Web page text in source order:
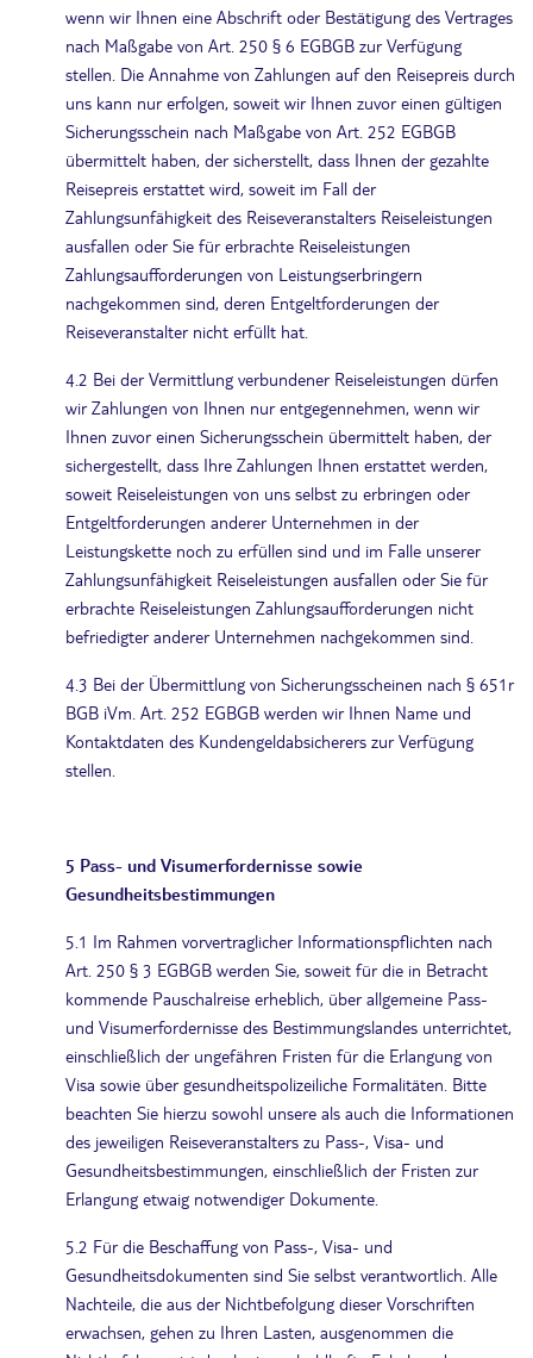
wenn wir Ihnen eine Abschrift oder Bestätigung des Vertrages
nach Maßgabe von Art. 250 § 6 EGBGB zur Verfügung
stellen. Die Annahme von Zahlungen auf den Reisepreis durch
uns kann nur erfolgen, soweit wir Ihnen zuvor einen gültigen
Sicherungsschein nach Maßgabe von Art. 252 EGBGB
übermittelt haben, der sicherstellt, dass Ihnen der gezahlte
Reisepreis erstattet wird, soweit im Fall der
Zahlungsunfähigkeit des Reiseveranstalters Reiseleistungen
ausfallen oder Sie für erbrachte Reiseleistungen
Zahlungsaufforderungen von Leistungserbringern
nachgekommen sind, deren Entgeltforderungen der
Reiseveranstalter nicht erfüllt hat.
4.2 Bei der Vermittlung verbundener Reiseleistungen dürfen
wir Zahlungen von Ihnen nur entgegennehmen, wenn wir
Ihnen zuvor einen Sicherungsschein übermittelt haben, der
sichergestellt, dass Ihre Zahlungen Ihnen erstattet werden,
soweit Reiseleistungen von uns selbst zu erbringen oder
Entgeltforderungen anderer Unternehmen in der
Leistungskette noch zu erfüllen sind und im Falle unserer
Zahlungsunfähigkeit Reiseleistungen ausfallen oder Sie für
erbrachte Reiseleistungen Zahlungsaufforderungen nicht
befriedigter anderer Unternehmen nachgekommen sind.
4.3 Bei der Übermittlung von Sicherungsscheinen nach § 651r
BGB iVm. Art. 252 EGBGB werden wir Ihnen Name und
Kontaktdaten des Kundengeldabsicherers zur Verfügung
stellen.
5 Pass- und Visumerfordernisse sowie
Gesundheitsbestimmungen
5.1 Im Rahmen vorvertraglicher Informationspflichten nach
Art. 250 § 3 EGBGB werden Sie, soweit für die in Betracht
kommende Pauschalreise erheblich, über allgemeine Pass-
und Visumerfordernisse des Bestimmungslandes unterrichtet,
einschließlich der ungefähren Fristen für die Erlangung von
Visa sowie über gesundheitspolizeiliche Formalitäten. Bitte
beachten Sie hierzu sowohl unsere als auch die Informationen
des jeweiligen Reiseveranstalters zu Pass-, Visa- und
Gesundheitsbestimmungen, einschließlich der Fristen zur
Erlangung etwaig notwendiger Dokumente.
5.2 Für die Beschaffung von Pass-, Visa- und
Gesundheitsdokumenten sind Sie selbst verantwortlich. Alle
Nachteile, die aus der Nichtbefolgung dieser Vorschriften
erwachsen, gehen zu Ihren Lasten, ausgenommen die